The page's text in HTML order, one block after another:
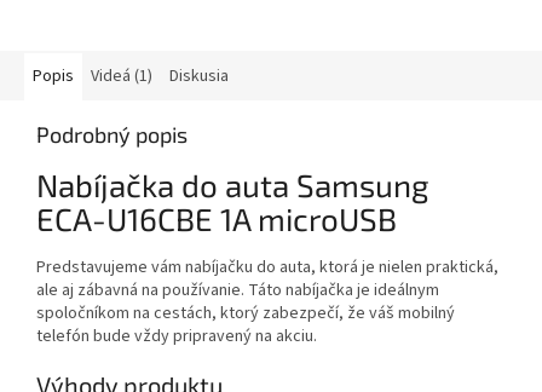
Popis Videá (1) Diskusia
Podrobný popis
Nabíjačka do auta Samsung
ECA-U16CBE 1A microUSB
Predstavujeme vám nabíjačku do auta, ktorá je nielen praktická,
ale aj zábavná na používanie. Táto nabíjačka je ideálnym
spoločníkom na cestách, ktorý zabezpečí, že váš mobilný
telefón bude vždy pripravený na akciu.
Výhody produktu